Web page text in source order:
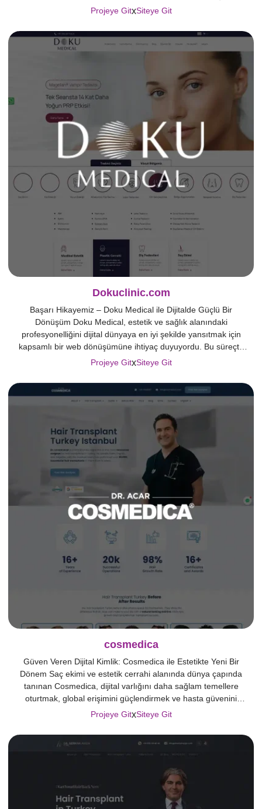
yelpazesi ve yüksek ziyaretçi potansiyeli nedeniyle web sitesinin
kusursuz olması gerekiyordu. Bu doğrultuda […]
Projeye GitxSiteye Git
Dokuclinic.com
Başarı Hikayemiz – Doku Medical ile Dijitalde Güçlü Bir
Dönüşüm Doku Medical, estetik ve sağlık alanındaki
profesyonelliğini dijital dünyaya en iyi şekilde yansıtmak için
kapsamlı bir web dönüşümüne ihtiyaç duyuyordu. Bu süreçte
Crabs Media ile gerçekleştirdiğimiz iş birliği, markanın online
Google sıralamalarında da üst seviyelere taşıdı. Projemizin ilk
[…]
Projeye GitxSiteye Git
cosmedica
Güven Veren Dijital Kimlik: Cosmedica ile Estetikte Yeni Bir
Dönem Saç ekimi ve estetik cerrahi alanında dünya çapında
tanınan Cosmedica, dijital varlığını daha sağlam temellere
oturtmak, global erişimini güçlendirmek ve hasta güvenini
artırmak amacıyla Crabs Media ile iş birliğine imza attı. Yapılan
yetersiz kaldığı, SEO açısından potansiyelini tam […]
Projeye GitxSiteye Git